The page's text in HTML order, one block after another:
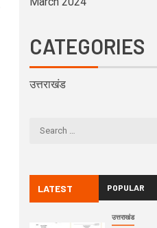
CATEGORIES
उत्तराखंड
LATEST POPULAR
उत्तराखंड